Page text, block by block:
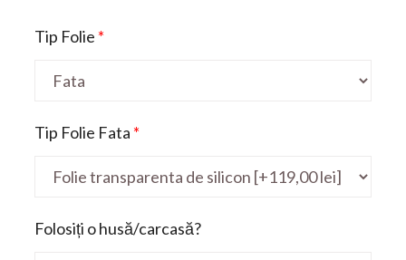
Tip Folie *
Tip Folie Fata *
Folosiți o husă/carcasă?